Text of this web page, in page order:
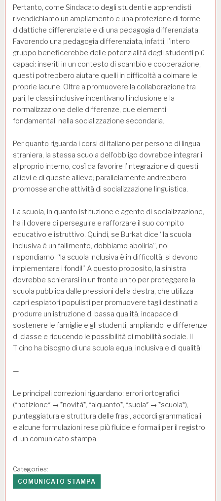
Pertanto, come Sindacato degli studenti e apprendisti
rivendichiamo un ampliamento e una protezione di forme
didattiche differenziate e di una pedagogia differenziata.
Favorendo una pedagogia differenziata, infatti, l’intero
gruppo beneficerebbe delle potenzialità degli studenti più
capaci: inseriti in un contesto di scambio e cooperazione,
questi potrebbero aiutare quelli in difficoltà a colmare le
proprie lacune. Oltre a promuovere la collaborazione tra
pari, le classi inclusive incentivano l’inclusione e la
normalizzazione delle differenze, due elementi
fondamentali nella socializzazione secondaria.
Per quanto riguarda i corsi di italiano per persone di lingua
straniera, la stessa scuola dell’obbligo dovrebbe integrarli
al proprio interno, così da favorire l’integrazione di questi
allievi e di queste allieve; parallelamente andrebbero
promosse anche attività di socializzazione linguistica.
La scuola, in quanto istituzione e agente di socializzazione,
ha il dovere di perseguire e rafforzare il suo compito
educativo e istruttivo. Quindi, se Burkat dice “la scuola
inclusiva è un fallimento, dobbiamo abolirla”, noi
rispondiamo: “la scuola inclusiva è in difficoltà, si devono
implementare i fondi!” A questo proposito, la sinistra
dovrebbe schierarsi in un fronte unito per proteggere la
scuola pubblica dalle pressioni della destra, che utilizza
capri espiatori populisti per promuovere tagli destinati a
produrre un’istruzione di bassa qualità, incapace di
sostenere le famiglie e gli studenti, ampliando le differenze
di classe e riducendo le possibilità di mobilità sociale. Il
Ticino ha bisogno di una scuola equa, inclusiva e di qualità!
—
Le principali correzioni riguardano: errori ortografici
(*notizione* → *novità*, *alquanto*, *suola* → *scuola*),
punteggiatura e struttura delle frasi, accordi grammaticali,
e alcune formulazioni rese più fluide e formali per il registro
di un comunicato stampa.
Categories:
COMUNICATO STAMPA